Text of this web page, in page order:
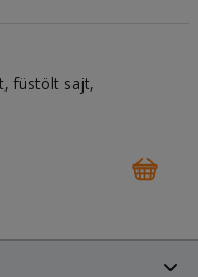
füstölt sajt